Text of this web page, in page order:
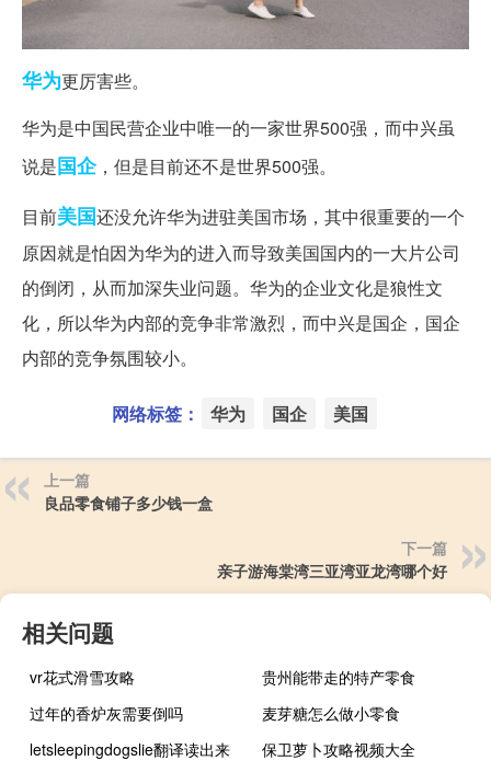
华为更厉害些。
华为是中国民营企业中唯一的一家世界500强，而中兴虽
说是国企，但是目前还不是世界500强。
目前美国还没允许华为进驻美国市场，其中很重要的一个
原因就是怕因为华为的进入而导致美国国内的一大片公司
的倒闭，从而加深失业问题。华为的企业文化是狼性文
化，所以华为内部的竞争非常激烈，而中兴是国企，国企
内部的竞争氛围较小。
网络标签： 华为 国企 美国
上一篇
良品零食铺子多少钱一盒
下一篇
亲子游海棠湾三亚湾亚龙湾哪个好
相关问题
vr花式滑雪攻略
贵州能带走的特产零食
过年的香炉灰需要倒吗
麦芽糖怎么做小零食
letsleepingdogslie翻译读出来
保卫萝卜攻略视频大全